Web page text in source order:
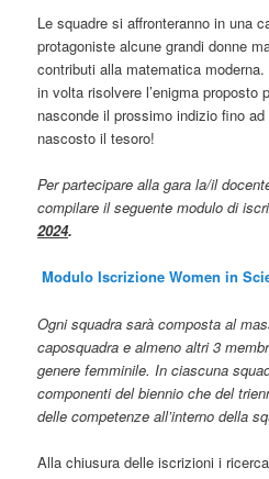
Le squadre si affronteranno in una
protagoniste alcune grandi donne
contributi alla matematica
in volta risolvere l’enigma proposto
nasconde il prossimo indizio fino
nascosto il tesoro!
Per partecipare alla gara la/il
compilare il seguente modulo di
2024.
Modulo Iscrizione Women in
Ogni squadra sarà composta al
caposquadra e almeno altri 3
genere femminile. In ciascuna
componenti del biennio che del
delle competenze all’interno della
Alla chiusura delle iscrizioni i